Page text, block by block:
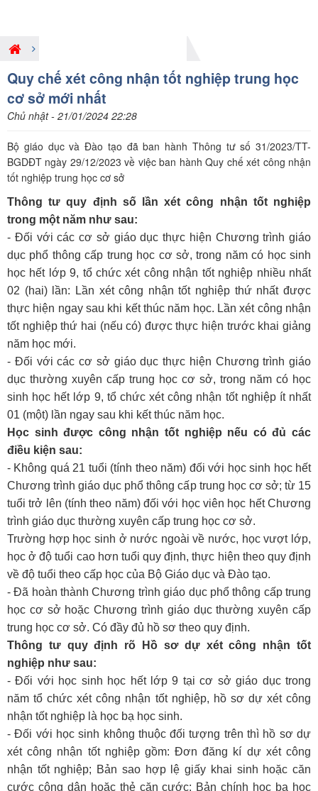
Giới thiệu nội dung pháp luật mới
Quy chế xét công nhận tốt nghiệp trung học
cơ sở mới nhất
Chủ nhật - 21/01/2024 22:28
Bộ giáo dục và Đào tạo đã ban hành Thông tư số 31/2023/TT-
BGDĐT ngày 29/12/2023 về việc ban hành Quy chế xét công nhận
tốt nghiệp trung học cơ sở
Thông tư quy định số lần xét công nhận tốt nghiệp
trong một năm như sau:
- Đối với các cơ sở giáo dục thực hiện Chương trình giáo
dục phổ thông cấp trung học cơ sở, trong năm có học sinh
học hết lớp 9, tổ chức xét công nhận tốt nghiệp nhiều nhất
02 (hai) lần: Lần xét công nhận tốt nghiệp thứ nhất được
thực hiện ngay sau khi kết thúc năm học. Lần xét công nhận
tốt nghiệp thứ hai (nếu có) được thực hiện trước khai giảng
năm học mới.
- Đối với các cơ sở giáo dục thực hiện Chương trình giáo
dục thường xuyên cấp trung học cơ sở, trong năm có học
sinh học hết lớp 9, tổ chức xét công nhận tốt nghiệp ít nhất
01 (một) lần ngay sau khi kết thúc năm học.
Học sinh được công nhận tốt nghiệp nếu có đủ các
điều kiện sau:
- Không quá 21 tuổi (tính theo năm) đối với học sinh học hết
Chương trình giáo dục phổ thông cấp trung học cơ sở; từ 15
tuổi trở lên (tính theo năm) đối với học viên học hết Chương
trình giáo dục thường xuyên cấp trung học cơ sở.
Trường hợp học sinh ở nước ngoài về nước, học vượt lớp,
học ở độ tuổi cao hơn tuổi quy định, thực hiện theo quy định
về độ tuổi theo cấp học của Bộ Giáo dục và Đào tạo.
- Đã hoàn thành Chương trình giáo dục phổ thông cấp trung
học cơ sở hoặc Chương trình giáo dục thường xuyên cấp
trung học cơ sở. Có đầy đủ hồ sơ theo quy định.
Thông tư quy định rõ Hồ sơ dự xét công nhận tốt
nghiệp như sau:
- Đối với học sinh học hết lớp 9 tại cơ sở giáo dục trong
năm tổ chức xét công nhận tốt nghiệp, hồ sơ dự xét công
nhận tốt nghiệp là học bạ học sinh.
- Đối với học sinh không thuộc đối tượng trên thì hồ sơ dự
xét công nhận tốt nghiệp gồm: Đơn đăng kí dự xét công
nhận tốt nghiệp; Bản sao hợp lệ giấy khai sinh hoặc căn
cước công dân hoặc thẻ căn cước; Bản chính học bạ học